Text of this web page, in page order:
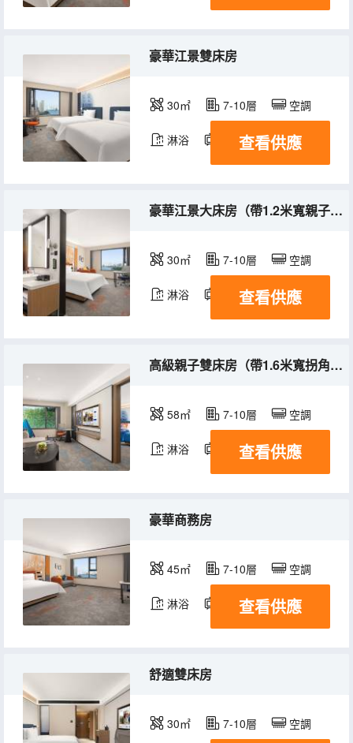
豪華江景雙床房
30㎡ 7-10層 空調
淋浴 電視機 冰箱
查看供應
豪華江景大床房（帶1.2米寬親子沙發床）
30㎡ 7-10層 空調
淋浴 電視機 冰箱
查看供應
高級親子雙床房（帶1.6米寬拐角沙發床）
58㎡ 7-10層 空調
淋浴 電視機 冰箱
查看供應
豪華商務房
45㎡ 7-10層 空調
淋浴 電視機 冰箱
查看供應
舒適雙床房
30㎡ 7-10層 空調